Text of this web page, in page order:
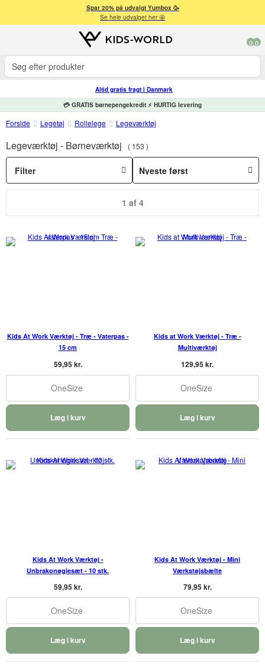
Spar 20% på udvalgt Yumbox 🥳
Se hele udvalget her 🤩
0 0
Altid gratis fragt i Danmark
💳 GRATIS børnepengekredit ⚡ HURTIG levering
Forside Legetøj Rollelege Legeværktøj
Legeværktøj - Børneværktøj 153
Filter
1 af 4
Kids At Work Værktøj - Træ - Vaterpas -
15 cm
59,95 kr.
OneSize
Læg i kurv
Kids at Work Værktøj - Træ -
Multiværktøj
129,95 kr.
OneSize
Læg i kurv
Kids At Work Værktøj -
Unbrakonøglesæt - 10 stk.
59,95 kr.
OneSize
Læg i kurv
Kids At Work Værktøj - Mini
Værkstøjsbælte
79,95 kr.
OneSize
Læg i kurv